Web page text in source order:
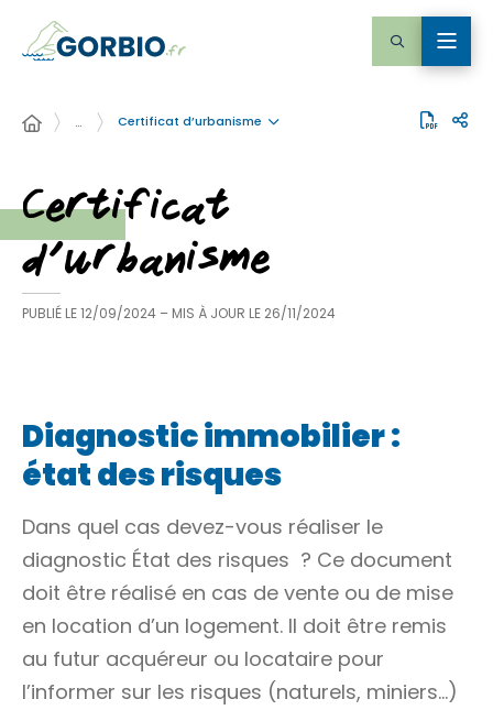
… Certificat d’urbanisme
Certificat
d’urbanisme
PUBLIÉ LE12/09/2024 – MIS À JOUR LE 26/11/2024
Diagnostic immobilier :
état des risques
Dans quel cas devez-vous réaliser le
diagnostic État des risques ? Ce document
doit être réalisé en cas de vente ou de mise
en location d’un logement. Il doit être remis
au futur acquéreur ou locataire pour
l’informer sur les risques (naturels, miniers…)